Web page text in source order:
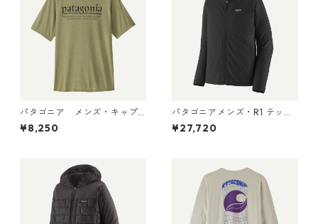
パタゴニア メンズ・キャプ
リーン・クール・デイリー・
シャツ（ハット・トリッパ
04 日本正規品
¥8,250
パタゴニアメンズ・R1 テック
フェイス・ジャケット 83582
Black
¥27,720